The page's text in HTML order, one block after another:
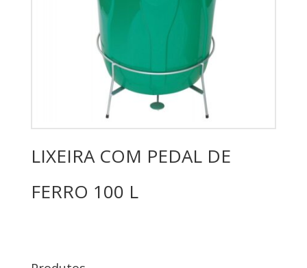
LIXEIRA COM PEDAL DE
FERRO 100 L